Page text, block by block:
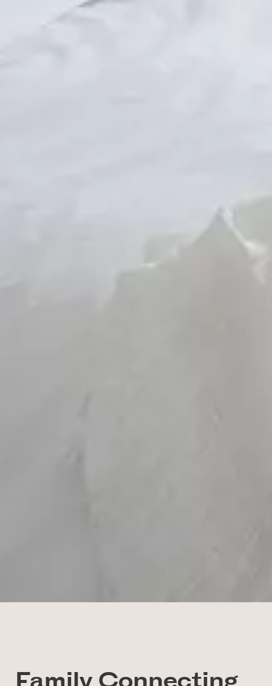
Family Connecting